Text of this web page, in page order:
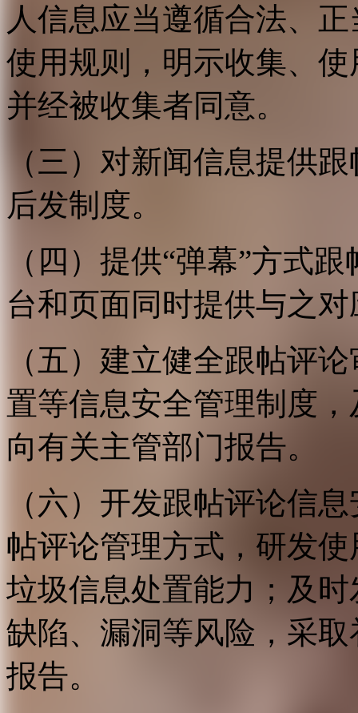
人信息应当遵循合法、
使用规则，明示收集、
并经被收集者同意。
（三）对新闻信息提供
后发制度。
（四）提供“弹幕”方式
台和页面同时提供与之
（五）建立健全跟帖评
置等信息安全管理制度
向有关主管部门报告。
（六）开发跟帖评论信
帖评论管理方式，研发
垃圾信息处置能力；及
缺陷、漏洞等风险，采
报告。